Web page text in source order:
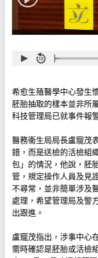
希愈生殖醫學中心發生
胚胎抽取的樣本並非所
科技管理局已就事件報
醫務衞生局局長盧寵茂
錯，而是送檢的活檢組
包」的情況，他說，胚
管，規定操作人員及見
不尋常，並非簡單涉及
處理，希望管理局及警
出跟進。
盧寵茂指出，涉事中心
需時確認是胚胎或活檢